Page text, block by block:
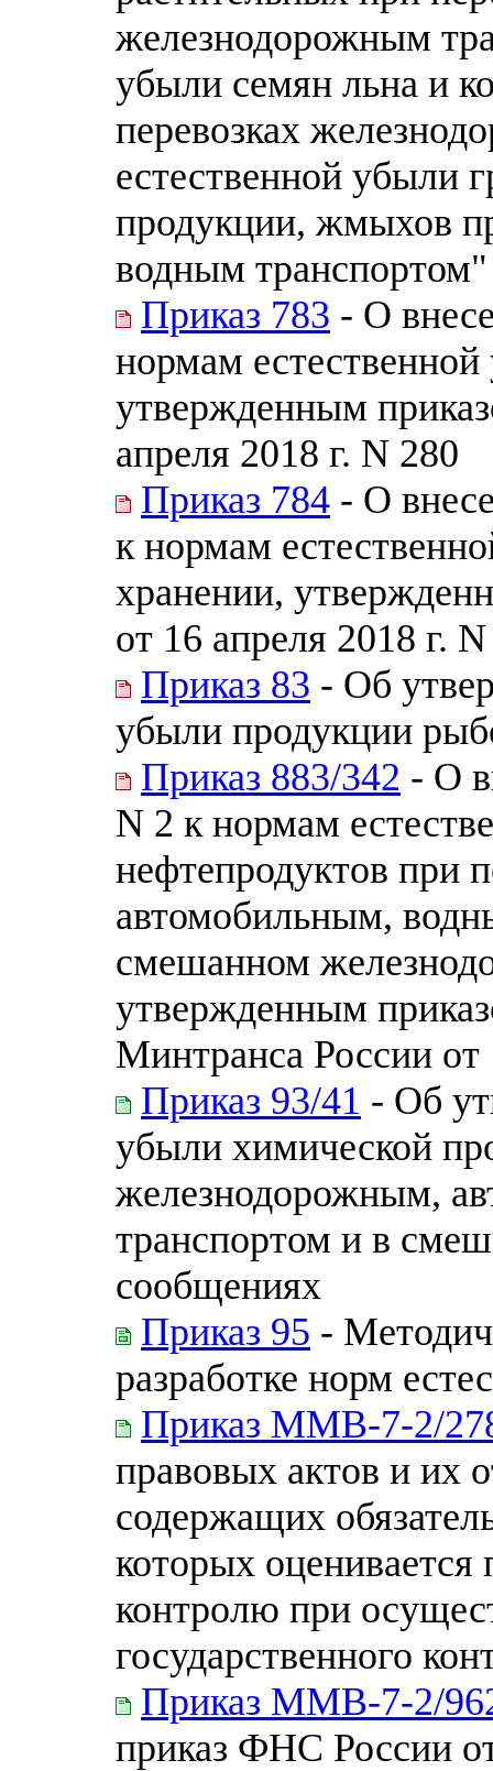
железнодорожным
убыли семян льна и
перевозках
естественной убыли
продукции, жмыхов
водным транспортом"
Приказ 783 - О
нормам
утвержденным
апреля 2018 г. N 280
Приказ 784 - О
к нормам
хранении,
от 16 апреля 2018 г.
Приказ 83 - Об
убыли продукции
Приказ 883/342 - О
N 2 к нормам
нефтепродуктов при
автомобильным,
смешанном
утвержденным
Минтранса России от
Приказ 93/41 - Об
убыли химической
железнодорожным,
транспортом и в
сообщениях
Приказ 95 -
разработке норм
Приказ ММВ-7-2/
правовых актов и их
содержащих
которых
контролю при
государственного
Приказ ММВ-7-2/
приказ ФНС России